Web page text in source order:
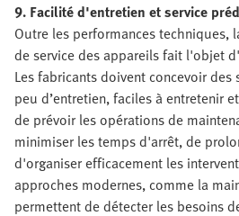
9. Facilité d'entretien et service
Outre les performances techniques,
de service des appareils fait l'objet
Les fabricants doivent concevoir des
peu d’entretien, faciles à entretenir
de prévoir les opérations de
minimiser les temps d'arrêt, de
d'organiser efficacement les
approches modernes, comme la
permettent de détecter les besoins